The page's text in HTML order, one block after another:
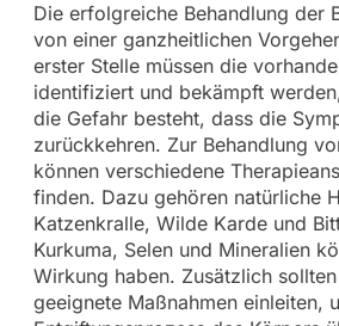
Die erfolgreiche Behandlung der
von einer ganzheitlichen
erster Stelle müssen die
identifiziert und bekämpft
die Gefahr besteht, dass die
zurückkehren. Zur Behandlung
können verschiedene
finden. Dazu gehören natürliche
Katzenkralle, Wilde Karde und
Kurkuma, Selen und Mineralien
Wirkung haben. Zusätzlich
geeignete Maßnahmen einleiten,